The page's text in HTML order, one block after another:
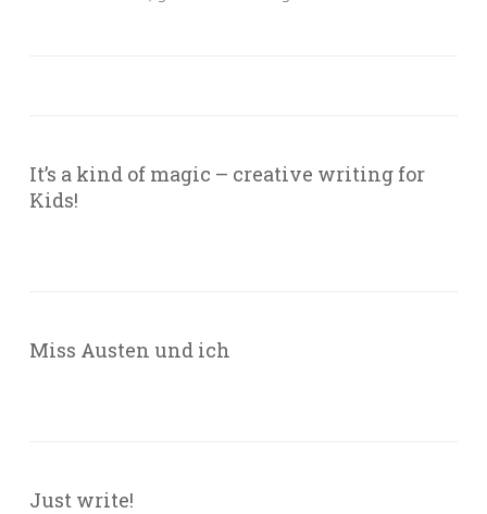
It’s a kind of magic – creative writing for
Kids!
Miss Austen und ich
Just write!